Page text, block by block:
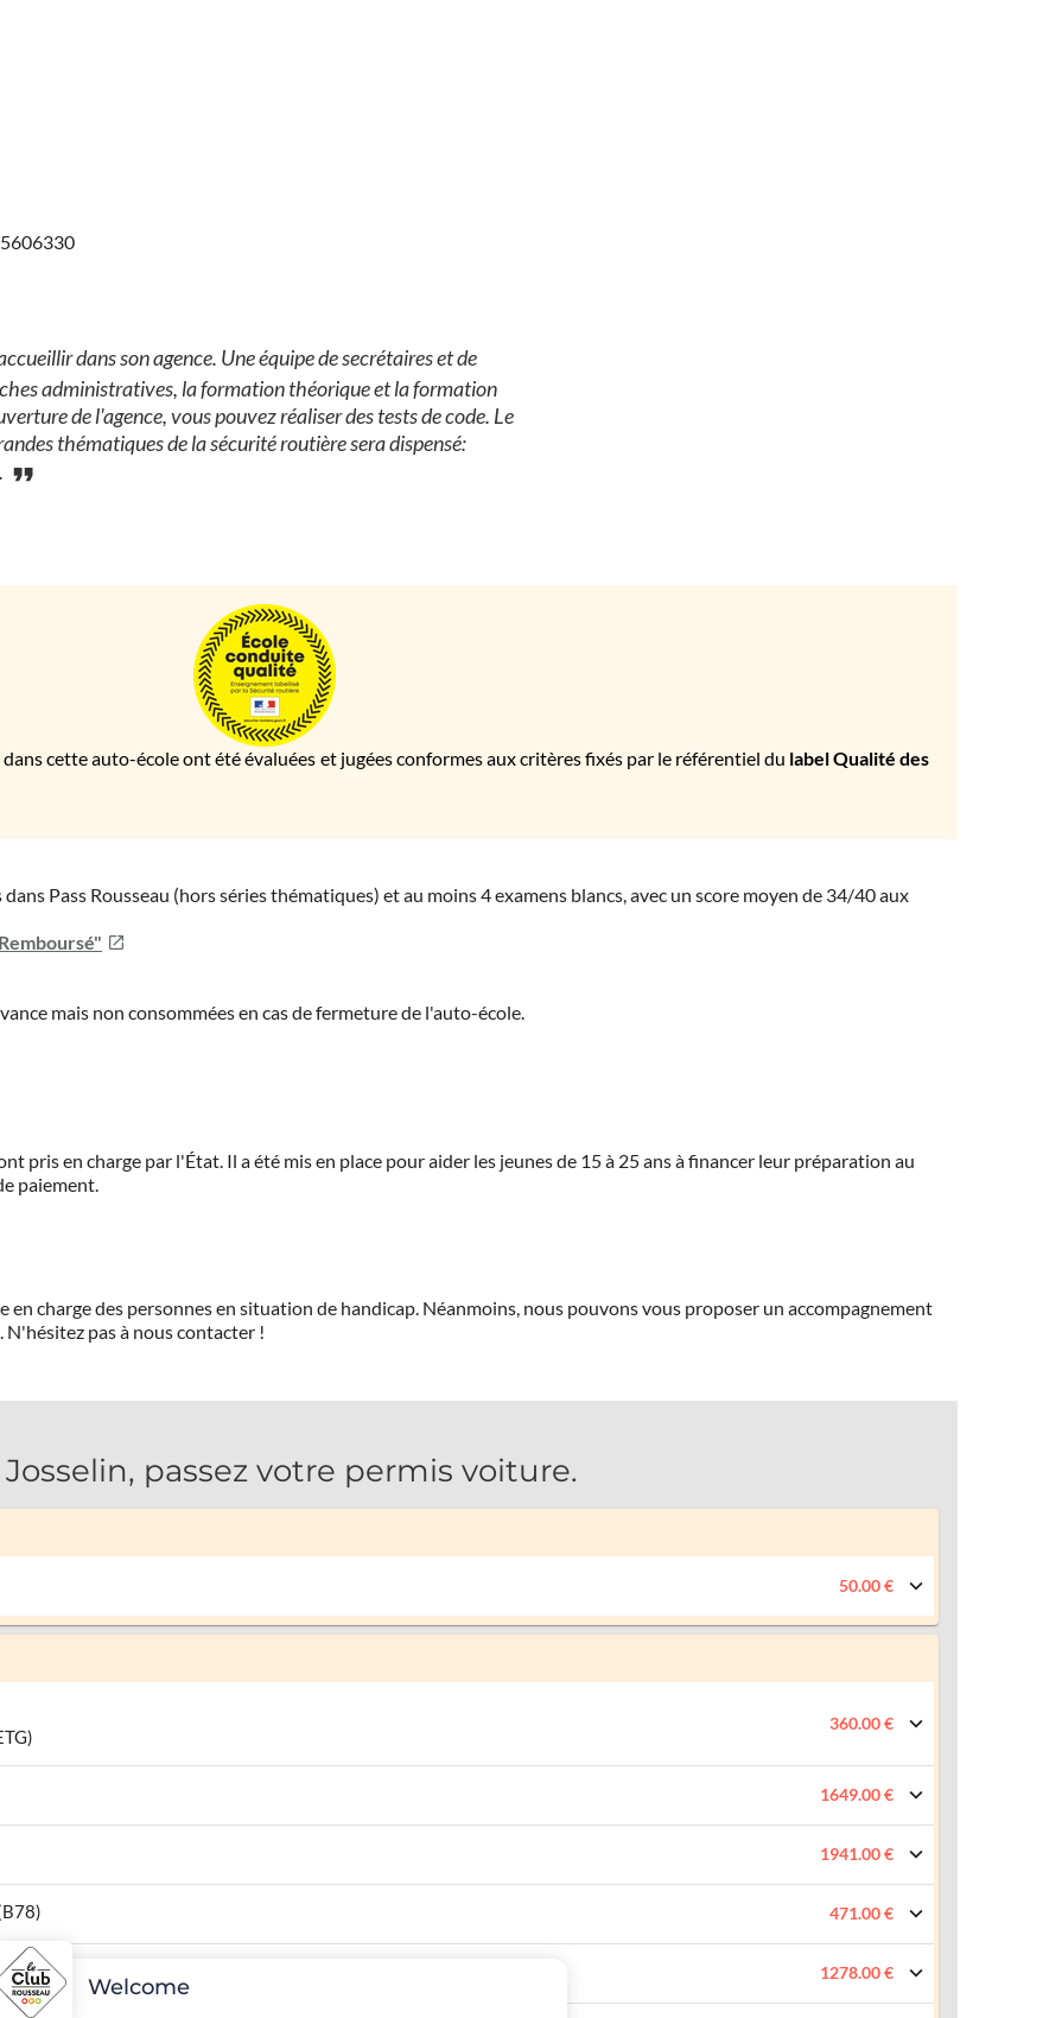
dans son agence. Une équipe de secrétaires et de
administratives, la formation théorique et la formation
de l'agence, vous pouvez réaliser des tests de code. Le
thématiques de la sécurité routière sera dispensé:
cette auto-école ont été évaluées et jugées conformes aux critères fixés par le référentiel du label Qualité des
Pass Rousseau (hors séries thématiques) et au moins 4 examens blancs, avec un score moyen de 34/40 aux
mais non consommées en cas de fermeture de l'auto-école.
pris en charge par l'État. Il a été mis en place pour aider les jeunes de 15 à 25 ans à financer leur préparation au
paiement.
en charge des personnes en situation de handicap. Néanmoins, nous pouvons vous proposer un accompagnement
N'hésitez pas à nous contacter !
passez votre permis voiture.
50.00 €
360.00 €
1649.00 €
1941.00 €
471.00 €
1278.00 €
Welcome